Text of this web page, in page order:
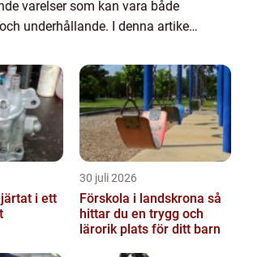
varelser som kan vara både
underhållande. I denna artikel
en grundlig översi...
i ett
30 juli 2026
Förskola i landskrona så
hittar du en trygg och
lärorik plats för ditt barn